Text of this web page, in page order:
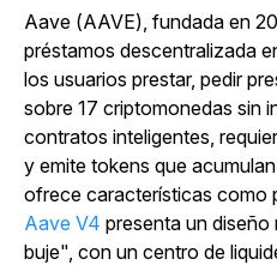
Aave (AAVE), fundada en
préstamos descentralizada
los usuarios prestar, pedir
sobre 17 criptomonedas sin
contratos inteligentes,
y emite tokens que
ofrece características como
Aave V4 presenta un
buje", con un centro de